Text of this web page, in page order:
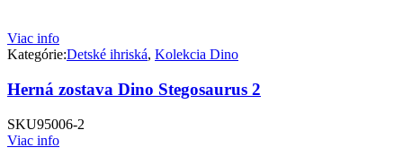
Viac info
Kategórie:Detské ihriská, Kolekcia Dino
Herná zostava Dino Stegosaurus 2
SKU95006-2
Viac info